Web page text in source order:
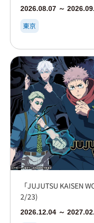
2026.08.07 ～
東京
「JUJUTSU KAISEN
2/23)
2026.12.04 ～